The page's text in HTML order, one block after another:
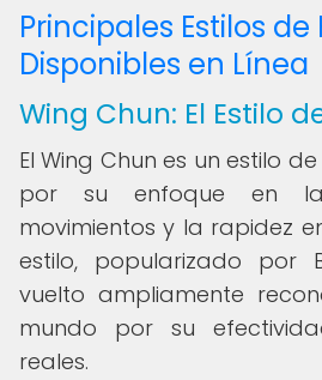
Principales Estilos de
Disponibles en Línea
Wing Chun: El Estilo
El Wing Chun es un estilo
por su enfoque en
movimientos y la rapidez
estilo, popularizado por
vuelto ampliamente
mundo por su
reales.